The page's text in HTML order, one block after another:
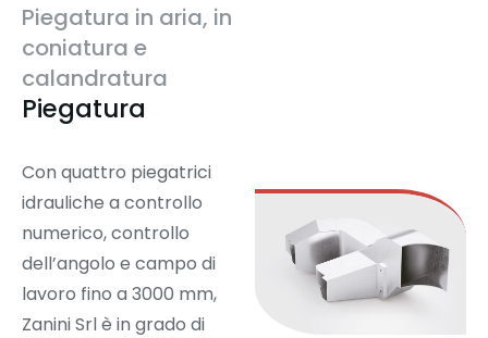
Piegatura in aria, in
coniatura e
calandratura
Piegatura
Con quattro piegatrici
idrauliche a controllo
numerico, controllo
dell’angolo e campo di
lavoro fino a 3000 mm,
Zanini Srl è in grado di